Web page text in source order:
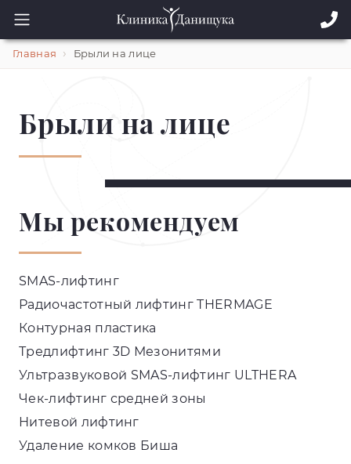
Главная Брыли на лице
Брыли на лице
Мы рекомендуем
SMAS-лифтинг
Радиочастотный лифтинг THERMAGE
Контурная пластика
Тредлифтинг 3D Мезонитями
Ультразвуковой SMAS-лифтинг ULTHERA
Чек-лифтинг средней зоны
Нитевой лифтинг
Удаление комков Биша